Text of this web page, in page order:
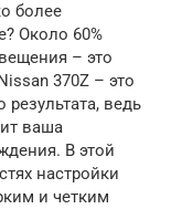
более
Около 60%
– это
370Z – это
ведь
ваша
В этой
настройки
и четким